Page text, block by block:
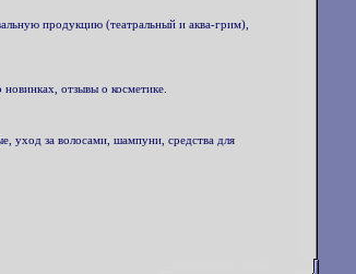
продукцию (театральный и аква-грим),
отзывы о косметике.
уход за волосами, шампуни, средства для